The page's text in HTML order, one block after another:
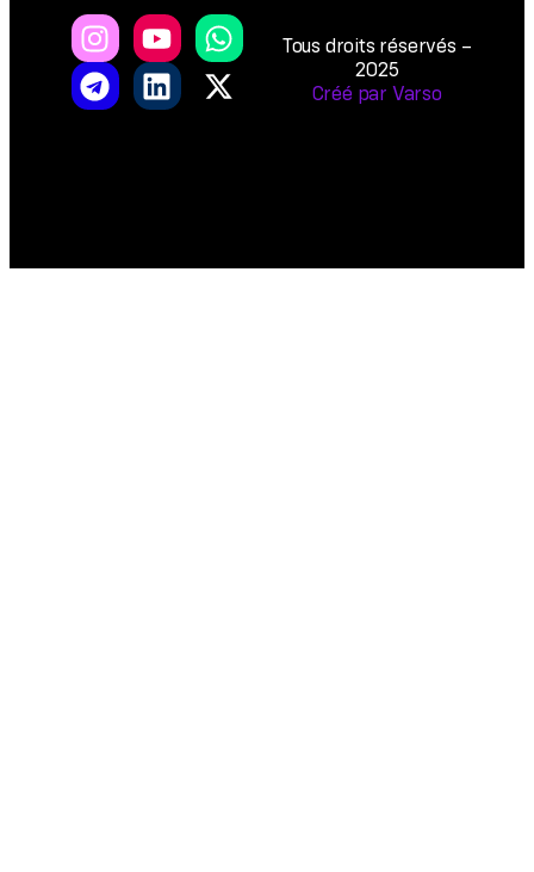
Tous droits réservés –
2025
Créé par Varso